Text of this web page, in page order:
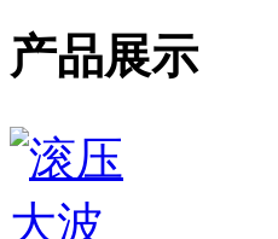
产品展示